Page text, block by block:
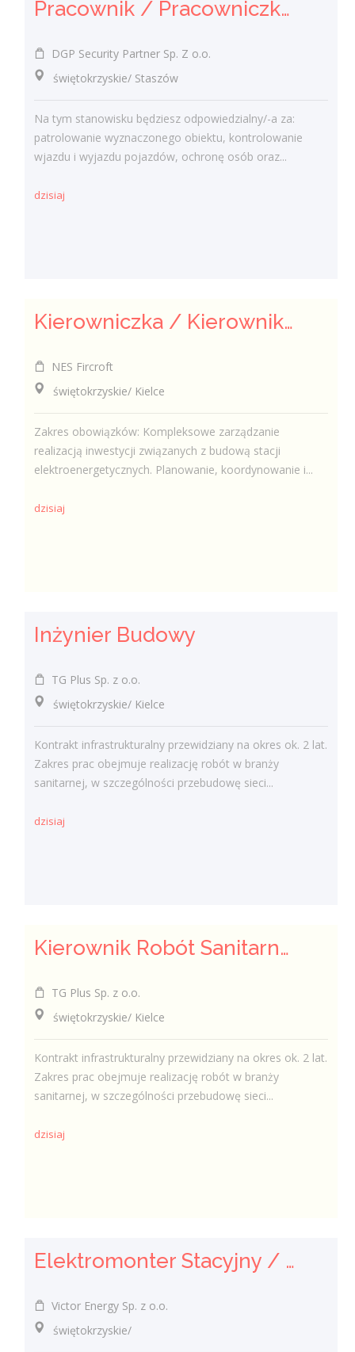
Pracownik / Pracowniczka Ochrony z Pozwoleniem na Broń
DGP Security Partner Sp. Z o.o.
świętokrzyskie/ Staszów
Na tym stanowisku będziesz odpowiedzialny/-a za:
patrolowanie wyznaczonego obiektu, kontrolowanie
wjazdu i wyjazdu pojazdów, ochronę osób oraz...
dzisiaj
Kierowniczka / Kierownik projektu – Elektroenergetyka
NES Fircroft
świętokrzyskie/ Kielce
Zakres obowiązków: Kompleksowe zarządzanie
realizacją inwestycji związanych z budową stacji
elektroenergetycznych. Planowanie, koordynowanie i...
dzisiaj
Inżynier Budowy
TG Plus Sp. z o.o.
świętokrzyskie/ Kielce
Kontrakt infrastrukturalny przewidziany na okres ok. 2 lat.
Zakres prac obejmuje realizację robót w branży
sanitarnej, w szczególności przebudowę sieci...
dzisiaj
Kierownik Robót Sanitarnych
TG Plus Sp. z o.o.
świętokrzyskie/ Kielce
Kontrakt infrastrukturalny przewidziany na okres ok. 2 lat.
Zakres prac obejmuje realizację robót w branży
sanitarnej, w szczególności przebudowę sieci...
dzisiaj
Elektromonter Stacyjny / Elektromonterka Stacyjna (K/M)
Victor Energy Sp. z o.o.
świętokrzyskie/